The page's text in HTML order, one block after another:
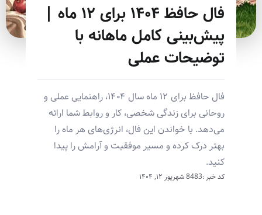
فال حافظ ۱۴۰۴ برای ۱۲ ماه |
پیش‌بینی کامل ماهانه با
توضیحات عملی
فال حافظ برای ۱۲ ماه سال ۱۴۰۴، راهنمایی عملی و
روحانی برای زندگی شخصی، کار و روابط شما ارائه
می‌دهد. با خواندن این فال، انرژی‌های هر ماه را
بهتر درک کرده و مسیر موفقیت و آرامش را پیدا
کنید.
کد خبر :8483 شهریور ۱۲, ۱۴۰۴